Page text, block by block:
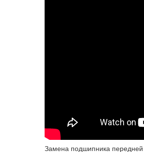
Замена подшипника